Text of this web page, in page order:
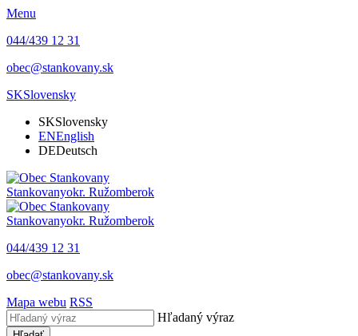
Menu
044/439 12 31
obec@stankovany.sk
SKSlovensky
SKSlovensky
ENEnglish
DEDeutsch
Stankovanyokr. Ružomberok
Stankovanyokr. Ružomberok
044/439 12 31
obec@stankovany.sk
Mapa webu RSS
Hľadaný výraz